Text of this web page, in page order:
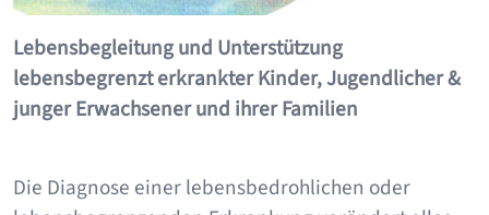
Lebensbegleitung und Unterstützung
lebensbegrenzt erkrankter Kinder, Jugendlicher &
junger Erwachsener und ihrer Familien
Die Diagnose einer lebensbedrohlichen oder